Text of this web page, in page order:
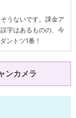
うないです。課金ア
字はあるものの、今
ントツ1番！
ンカメラ